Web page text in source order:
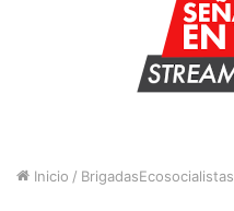
Inicio / BrigadasEcosocialistas